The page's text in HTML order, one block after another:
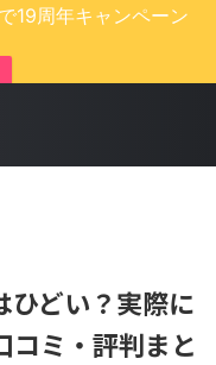
19周年キャンペーン
ひどい？実際に
コミ・評判まと